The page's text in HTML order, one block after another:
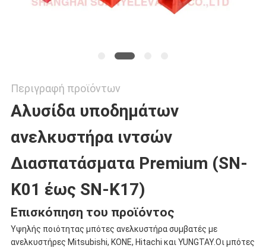
Περιγραφή προϊόντων
Αλυσίδα υποδημάτων
ανελκυστήρα ιντσών
∆ιασπατάσματα Premium (SN-
K01 έως SN-K17)
Επισκόπηση του προϊόντος
Υψηλής ποιότητας μπότες ανελκυστήρα συμβατές με
ανελκυστήρες Mitsubishi, KONE, Hitachi και YUNGTAY.Οι μπότες